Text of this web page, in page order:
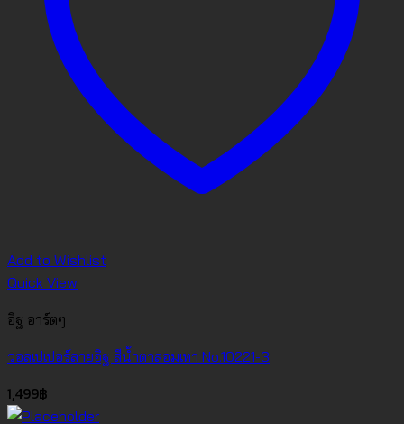
Add to Wishlist
Quick View
อิฐ อาร์ตๆ
วอลเปเปอร์ลายอิฐ สีน้ำตาลอมเทา No.10221-3
1,499฿